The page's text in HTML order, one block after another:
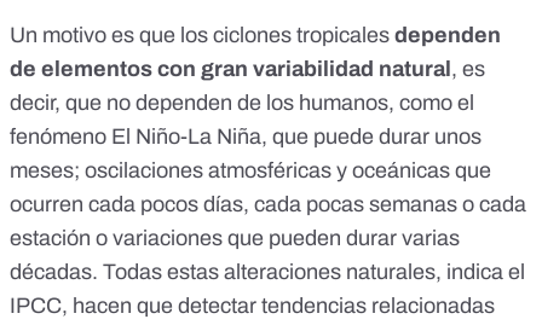
Un motivo es que los ciclones tropicales dependen
de elementos con gran variabilidad natural, es
decir, que no dependen de los humanos, como el
fenómeno El Niño-La Niña, que puede durar unos
meses; oscilaciones atmosféricas y oceánicas que
ocurren cada pocos días, cada pocas semanas o cada
estación o variaciones que pueden durar varias
décadas. Todas estas alteraciones naturales, indica el
IPCC, hacen que detectar tendencias relacionadas